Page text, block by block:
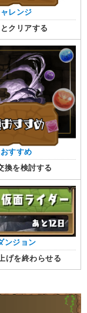
レンジ
クリアする
すすめ
換を検討する
ンジョン
げを終わらせる